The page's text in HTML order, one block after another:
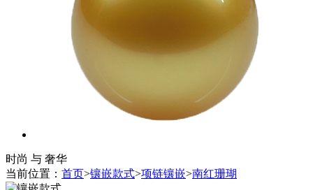
时尚 与 奢华
当前位置： 首页>镶嵌款式>项链镶嵌>南红珊瑚